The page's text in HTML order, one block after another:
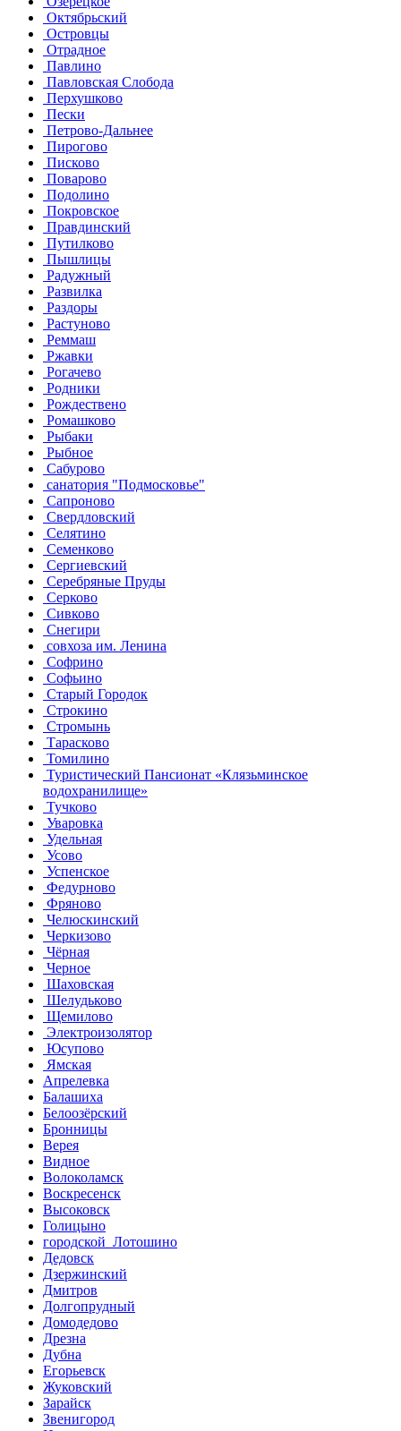
Октябрьский
Островцы
Отрадное
Павлино
Павловская Слобода
Перхушково
Пески
Петрово-Дальнее
Пирогово
Писково
Поварово
Подолино
Покровское
Правдинский
Путилково
Пышлицы
Радужный
Развилка
Раздоры
Растуново
Реммаш
Ржавки
Рогачево
Родники
Рождествено
Ромашково
Рыбаки
Рыбное
Сабурово
санатория "Подмосковье"
Сапроново
Свердловский
Селятино
Семенково
Сергиевский
Серебряные Пруды
Серково
Сивково
Снегири
совхоза им. Ленина
Софрино
Софьино
Старый Городок
Строкино
Стромынь
Тарасково
Томилино
Туристический Пансионат «Клязьминское
водохранилище»
Тучково
Уваровка
Удельная
Усово
Успенское
Федурново
Фряново
Челюскинский
Черкизово
Чёрная
Черное
Шаховская
Шелудьково
Щемилово
Электроизолятор
Юсупово
Ямская
Апрелевка
Балашиха
Белоозёрский
Бронницы
Верея
Видное
Волоколамск
Воскресенск
Высоковск
Голицыно
городской Лотошино
Дедовск
Дзержинский
Дмитров
Долгопрудный
Домодедово
Дрезна
Дубна
Егорьевск
Жуковский
Зарайск
Звенигород